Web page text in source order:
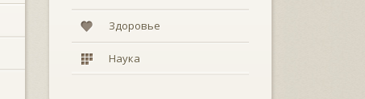
Здоровье
Наука